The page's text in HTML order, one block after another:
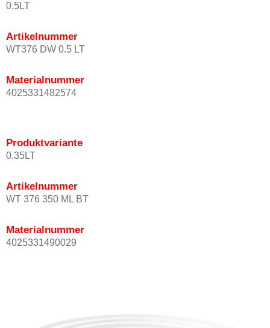
0.5LT
Artikelnummer
WT376 DW 0.5 LT
Materialnummer
4025331482574
Produktvariante
0.35LT
Artikelnummer
WT 376 350 ML BT
Materialnummer
4025331490029